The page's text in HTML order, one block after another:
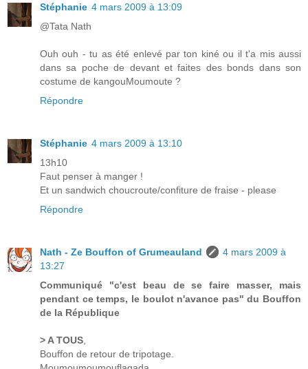
Stéphanie 4 mars 2009 à 13:09
@Tata Nath
Ouh ouh - tu as été enlevé par ton kiné ou il t'a mis aussi
dans sa poche de devant et faites des bonds dans son
costume de kangouMoumoute ?
Répondre
Stéphanie 4 mars 2009 à 13:10
13h10
Faut penser à manger !
Et un sandwich choucroute/confiture de fraise - please
Répondre
Nath - Ze Bouffon of Grumeauland
4 mars 2009 à
13:27
Communiqué "c'est beau de se faire masser, mais
pendant ce temps, le boulot n'avance pas" du Bouffon
de la République
> A TOUS
Bouffon de retour de tripotage.